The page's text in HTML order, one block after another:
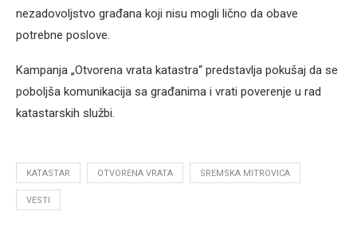
nezadovoljstvo građana koji nisu mogli lično da obave
potrebne poslove.
Kampanja „Otvorena vrata katastra“ predstavlja pokušaj da se
poboljša komunikacija sa građanima i vrati poverenje u rad
katastarskih službi.
KATASTAR OTVORENA VRATA SREMSKA MITROVICA
VESTI